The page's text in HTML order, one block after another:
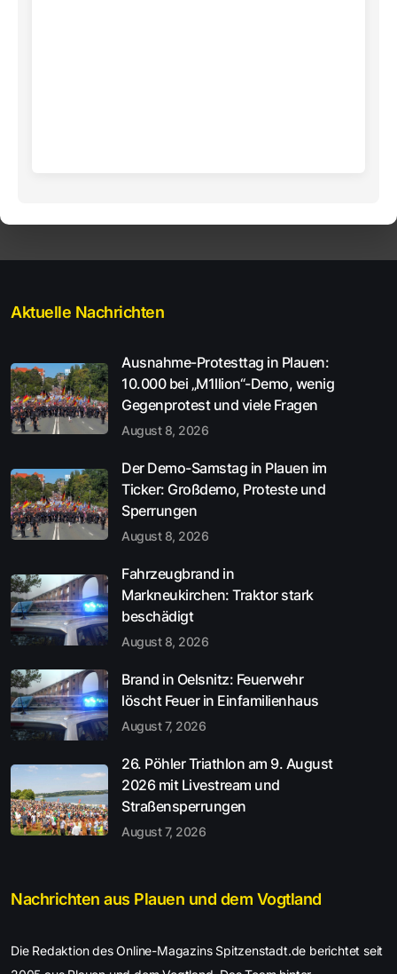
Aktuelle Nachrichten
Ausnahme-Protesttag in Plauen:
10.000 bei „M1llion“-Demo, wenig
Gegenprotest und viele Fragen
August 8, 2026
Der Demo-Samstag in Plauen im
Ticker: Großdemo, Proteste und
Sperrungen
August 8, 2026
Fahrzeugbrand in
Markneukirchen: Traktor stark
beschädigt
August 8, 2026
Brand in Oelsnitz: Feuerwehr
löscht Feuer in Einfamilienhaus
August 7, 2026
26. Pöhler Triathlon am 9. August
2026 mit Livestream und
Straßensperrungen
August 7, 2026
Nachrichten aus Plauen und dem Vogtland
Die Redaktion des Online-Magazins Spitzenstadt.de berichtet seit